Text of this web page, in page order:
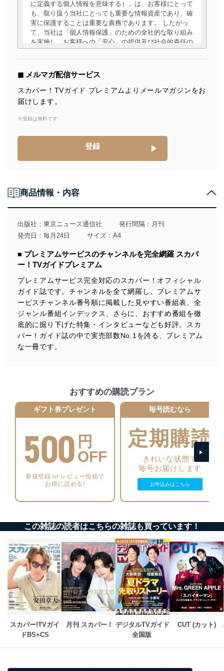
に定義する個人情報を意味する）」は、お客様にとって
も、取り扱う当社にとっても重要な情報資産であり、確
実に保護することは重要な責務であります。 したがっ
て、当社は「個人情報保護」のための全社的な取り組み
を実施し、お客様への「安心」の提供及び社会的責任の
個人情報の取得・利用・提供について
当社は、個人情報の取得・利用・提供に際して、その利
用目的を明確にし、本人の同意を得たうえで利用目的の
達成に必要な範囲内で適法かつ公正な手段によって取
得・利用・提供を行います。また、当社が保有している
供・開示は行いません。当社においてはこれらの取り組
みを確実にするため、従業者等の教育を徹底してまいり
その他の規範を遵守します。また、当社の管理の仕組み
に、これらの法令及びその他の規範を常に適合させま
す。
当社は、個人情報の正確性及び安全性を確保するため
施し、個人情報の漏えい、滅失またはき損の防止及び是
正に努めます。
アクセス制御
個人データを取り扱うことのできる機器及び当該
機器を取り扱う従業者を明確化し、 個人データへ
の不要なアクセスを防止しています。
者を識別・認証しています。
外部からの不正アクセス等の防止
システムを最新の状態に保持しています。
個人データを取り扱う機器等にセキュリティ対策
ソフトウェア等を導入し、自動更新 機能等の活用
により、これを最新状態としています。
情報システムの使用に伴う漏洩等の防止
メール等により個人データの含まれるファイルを
送信する場合に、当該ファイルへのパスワードを
個人情報保護マネジメントシステムの継続的改善
当社は、内部監査及びマネジメントレビューの機会を通
じて、個人情報保護マネジメントシステムを継続的に改
善し、常に最良の状態を維持します。
苦情及び相談受付け窓口
貴殿の個人情報及び当社の個人情報保護マネジメントシ
ステムに関するご相談及び苦情については以下までご連
適切、かつ迅速に対応させていただきます。
株式会社富士山マガジンサービス 個人情報問い合わせ
TEL：0570-200-223
◼︎ メルマガ配信サービス
スカパー！TVガイド プレミアムよりメールマガジンをお
届けします。
※登録は無料です
登録
商品情報・内容
出版社： 東京ニュース通信社
発行間隔：月刊
発売日：毎月24日
サイズ：A4
■ プレミアムサービスのチャンネルを完全網羅 スカパ
ー！TVガイドプレミアム
プレミアムサービス完全対応のスカパー！オフィシャル
ガイド誌です。チャンネルを全て網羅し、プレミアムサ
ービスチャンネル番号順に掲載した見やすい番組表、全
ジャンル番組インデックス、さらに、おすすめ番組を徹
底的に掘り下げた特集・インタビューなども好評。スカ
パー！ガイド誌の中で実売部数No.1を誇る、プレミアム
な一冊です。
おすすめの購読プラン
ギフト券プレゼント
500 円
OFF
新規登録 or レビュー投稿で
お得に読める!
毎号読むなら
定期購読
きれいな状態で
毎号お届けします
お申込みはこちら
この雑誌の読者はこちらの雑誌も買っています！
スカパー!TVガイ
ドBS+CS
月刊 スカパー !
デジタルTVガイド
CUT (カット)